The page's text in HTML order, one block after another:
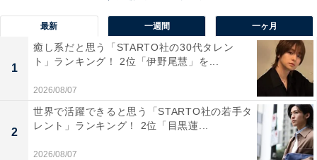
最新 一週間 一ヶ月
1
癒し系だと思う「STARTO社の30代タレン
ト」ランキング！ 2位「伊野尾慧」を...
2026/08/07
2
世界で活躍できると思う「STARTO社の若手タ
レント」ランキング！ 2位「目黒蓮...
2026/08/07